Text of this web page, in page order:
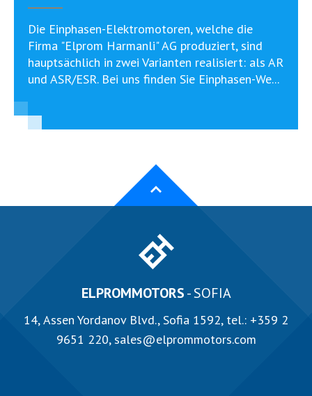
Die Einphasen-Elektromotoren, welche die
Firma "Elprom Harmanli" AG produziert, sind
hauptsächlich in zwei Varianten realisiert: als AR
und ASR/ESR. Bei uns finden Sie Einphasen-We...
ELPROMMOTORS- SOFIA
14, Аssen Yordanov Blvd., Sofia 1592, tel.: +359 2
9651 220,sales@elprommotors.com